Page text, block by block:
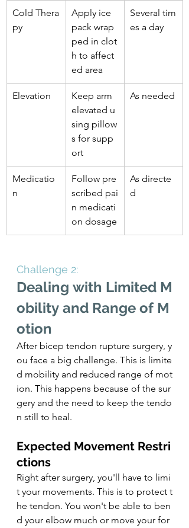
Cold Thera
py
Apply ice
pack wrap
ped in clot
h to affect
ed area
Several tim
es a day
Elevation
Keep arm
elevated u
sing pillow
s for supp
ort
As needed
Medicatio
n
Follow pre
scribed pai
n medicati
on dosage
As directe
d
Challenge 2:
Dealing with Limited M
obility and Range of M
otion
After bicep tendon rupture surgery, y
ou face a big challenge. This is limite
d mobility and reduced range of mot
ion. This happens because of the sur
gery and the need to keep the tendo
n still to heal.
Expected Movement Restri
ctions
Right after surgery, you'll have to limi
t your movements. This is to protect t
he tendon. You won't be able to ben
d your elbow much or move your for